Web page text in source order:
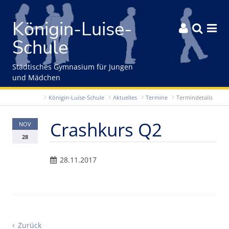
Gleich zum Inhalt der Seite springen
Königin-Luise-
Schule
  
Städtisches Gymnasium für Jungen
und Mädchen
Königin-Luise-Schule Aktuelles Termine Termindetails
NOV
28
Crashkurs Q2
28.11.2017
Zurück